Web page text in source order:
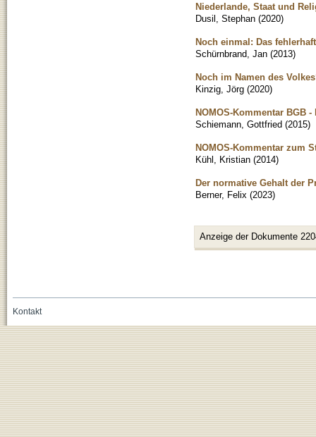
Niederlande, Staat und
Dusil, Stephan (2020)
Noch einmal: Das
Schürnbrand, Jan (2013)
Noch im Namen des
Kinzig, Jörg (2020)
NOMOS-Kommentar BGB
Schiemann, Gottfried (2015)
NOMOS-Kommentar zum
Kühl, Kristian (2014)
Der normative Gehalt der
Berner, Felix (2023)
Anzeige der Dokumente
Kontakt